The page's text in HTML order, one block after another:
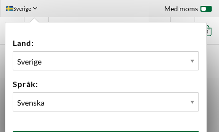
Sverige
Land:
Språk:
Med moms
0
TILLBEHÖR BREWTOOLS